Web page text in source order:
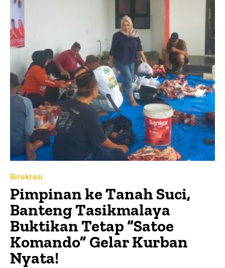
Birokrasi
Pimpinan ke Tanah Suci,
Banteng Tasikmalaya
Buktikan Tetap “Satoe
Komando” Gelar Kurban
Nyata!